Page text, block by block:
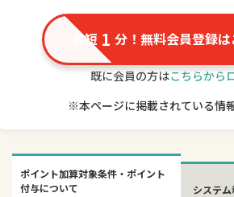
最短 1 分！無料会員登録は
既に会員の方はこちらから
※本ページに掲載されている情
ポイント加算対象条件・ポイント
付与について
システ